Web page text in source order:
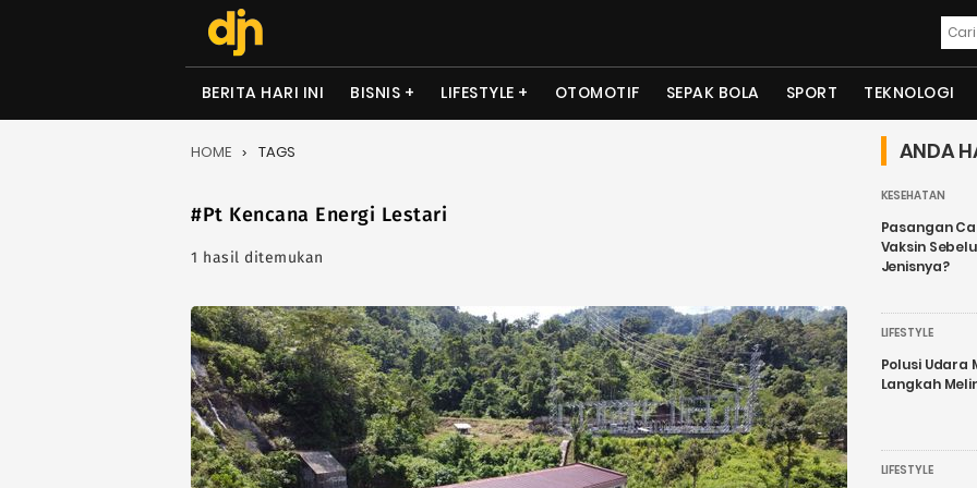
BERITA HARI INI BISNIS LIFESTYLE OTOMOTIF SEPAK BOLA SPORT TEKNOLOGI
HOME TAGS
#Pt Kencana Energi Lestari
1 hasil ditemukan
ANDA
KESEHATAN
Pasangan
Vaksin
Jenisnya?
LIFESTYLE
Polusi Udara
Langkah
LIFESTYLE